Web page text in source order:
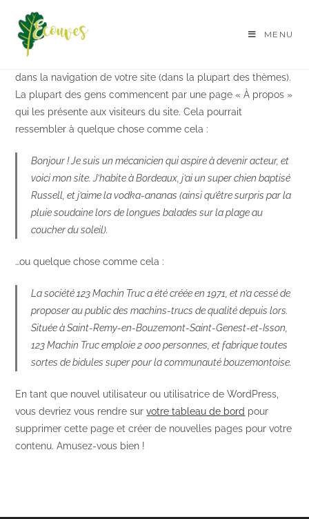
content
MENU
Ceci est une page d’exemple. C’est différent d’un article de
blog parce qu’elle restera au même endroit et apparaîtra
dans la navigation de votre site (dans la plupart des thèmes).
La plupart des gens commencent par une page « À propos »
qui les présente aux visiteurs du site. Cela pourrait
ressembler à quelque chose comme cela :
Bonjour ! Je suis un mécanicien qui aspire à devenir acteur, et
voici mon site. J’habite à Bordeaux, j’ai un super chien baptisé
Russell, et j’aime la vodka-ananas (ainsi qu’être surpris par la
pluie soudaine lors de longues balades sur la plage au
coucher du soleil).
…ou quelque chose comme cela :
La société 123 Machin Truc a été créée en 1971, et n’a cessé de
proposer au public des machins-trucs de qualité depuis lors.
Située à Saint-Remy-en-Bouzemont-Saint-Genest-et-Isson,
123 Machin Truc emploie 2 000 personnes, et fabrique toutes
sortes de bidules super pour la communauté bouzemontoise.
En tant que nouvel utilisateur ou utilisatrice de WordPress,
vous devriez vous rendre survotre tableau de bord pour
supprimer cette page et créer de nouvelles pages pour votre
contenu. Amusez-vous bien !